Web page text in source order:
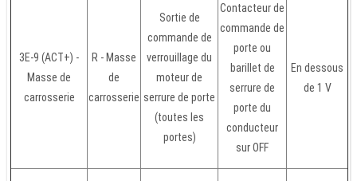
3E-9 (ACT+) -
Masse de
carrosserie
R - Masse
de
carrosserie
Sortie de
commande de
verrouillage du
moteur de
serrure de porte
(toutes les
portes)
Contacteur de
commande de
porte ou
barillet de
serrure de
porte du
conducteur
sur OFF
En dessous
de 1 V